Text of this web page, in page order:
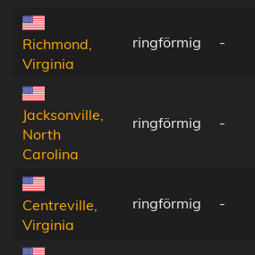
Richmond,
Virginia
ringförmig -
Jacksonville,
North
Carolina
ringförmig -
Centreville,
Virginia
ringförmig -